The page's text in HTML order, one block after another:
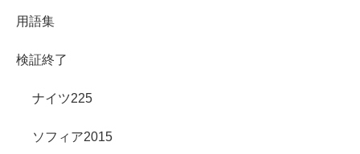
用語集
検証終了
ナイツ225
ソフィア2015